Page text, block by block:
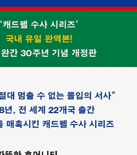
여든두 해의 생을 마쳤다.